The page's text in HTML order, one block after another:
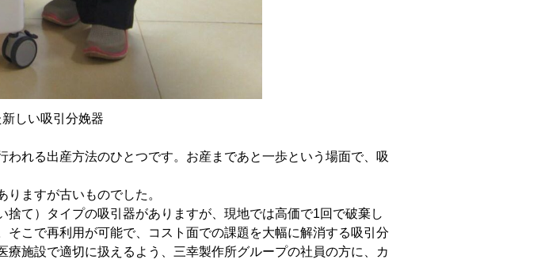
しい吸引分娩器
れる出産方法のひとつです。お産まであと一歩という場面で、吸
ますが古いものでした。
て）タイプの吸引器がありますが、現地では高価で1回で破棄し
こで再利用が可能で、コスト面での課題を大幅に解消する吸引分
施設で適切に扱えるよう、三幸製作所グループの社員の方に、カ